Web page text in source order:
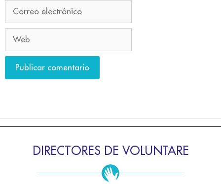
DIRECTORES DE VOLUNTARE